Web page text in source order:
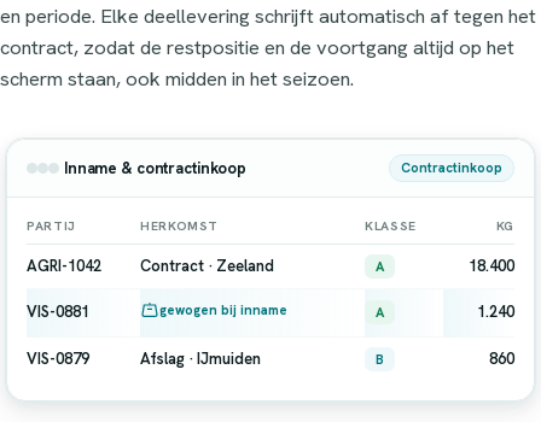
en periode. Elke deellevering schrijft automatisch af tegen het
contract, zodat de restpositie en de voortgang altijd op het
scherm staan, ook midden in het seizoen.
Inname & contractinkoop Contractinkoop
PARTIJ HERKOMST KLASSE KG
AGRI-1042 Contract · Zeeland A 18.400
VIS-0881 gewogen bij inname A 1.240
VIS-0879 Afslag · IJmuiden B 860